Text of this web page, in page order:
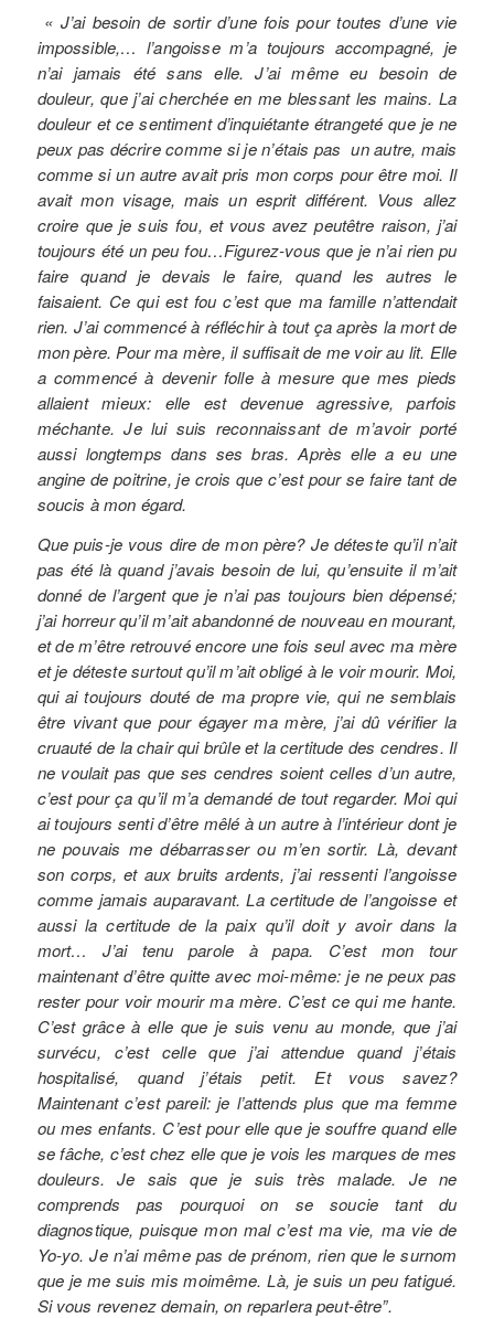
« J’ai besoin de sortir d’une fois pour toutes d’une vie
impossible,… l’angoisse m’a toujours accompagné, je
n’ai jamais été sans elle. J’ai même eu besoin de
douleur, que j’ai cherchée en me blessant les mains. La
douleur et ce sentiment d’inquiétante étrangeté que je ne
peux pas décrire comme si je n’étais pas un autre, mais
comme si un autre avait pris mon corps pour être moi. Il
avait mon visage, mais un esprit différent. Vous allez
croire que je suis fou, et vous avez peutêtre raison, j’ai
toujours été un peu fou…Figurez-vous que je n’ai rien pu
faire quand je devais le faire, quand les autres le
faisaient. Ce qui est fou c’est que ma famille n’attendait
rien. J’ai commencé à réfléchir à tout ça après la mort de
mon père. Pour ma mère, il suffisait de me voir au lit. Elle
a commencé à devenir folle à mesure que mes pieds
allaient mieux: elle est devenue agressive, parfois
méchante. Je lui suis reconnaissant de m’avoir porté
aussi longtemps dans ses bras. Après elle a eu une
angine de poitrine, je crois que c’est pour se faire tant de
soucis à mon égard.
Que puis-je vous dire de mon père? Je déteste qu’il n’ait
pas été là quand j’avais besoin de lui, qu’ensuite il m’ait
donné de l’argent que je n’ai pas toujours bien dépensé;
j’ai horreur qu’il m’ait abandonné de nouveau en mourant,
et de m’être retrouvé encore une fois seul avec ma mère
et je déteste surtout qu’il m’ait obligé à le voir mourir. Moi,
qui ai toujours douté de ma propre vie, qui ne semblais
être vivant que pour égayer ma mère, j’ai dû vérifier la
cruauté de la chair qui brûle et la certitude des cendres. Il
ne voulait pas que ses cendres soient celles d’un autre,
c’est pour ça qu’il m’a demandé de tout regarder. Moi qui
ai toujours senti d’être mêlé à un autre à l’intérieur dont je
ne pouvais me débarrasser ou m’en sortir. Là, devant
son corps, et aux bruits ardents, j’ai ressenti l’angoisse
comme jamais auparavant. La certitude de l’angoisse et
aussi la certitude de la paix qu’il doit y avoir dans la
mort… J’ai tenu parole à papa. C’est mon tour
maintenant d’être quitte avec moi-même: je ne peux pas
rester pour voir mourir ma mère. C’est ce qui me hante.
C’est grâce à elle que je suis venu au monde, que j’ai
survécu, c’est celle que j’ai attendue quand j’étais
hospitalisé, quand j’étais petit. Et vous savez?
Maintenant c’est pareil: je l’attends plus que ma femme
ou mes enfants. C’est pour elle que je souffre quand elle
se fâche, c’est chez elle que je vois les marques de mes
douleurs. Je sais que je suis très malade. Je ne
comprends pas pourquoi on se soucie tant du
diagnostique, puisque mon mal c’est ma vie, ma vie de
Yo-yo. Je n’ai même pas de prénom, rien que le surnom
que je me suis mis moimême. Là, je suis un peu fatigué.
Si vous revenez demain, on reparlera peut-être”.